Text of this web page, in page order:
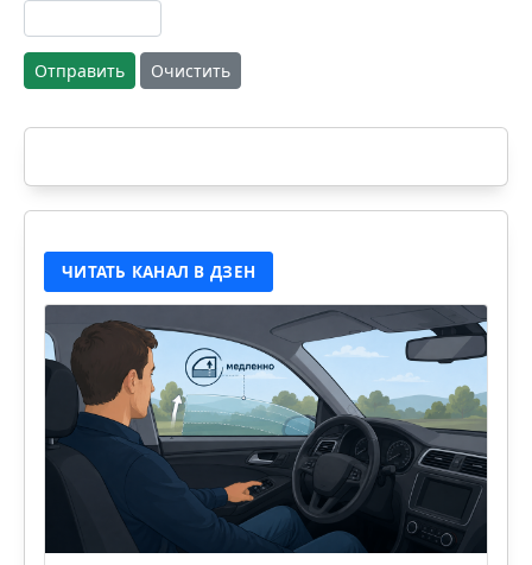
Отправить Очистить
ЧИТАТЬ КАНАЛ В ДЗЕН